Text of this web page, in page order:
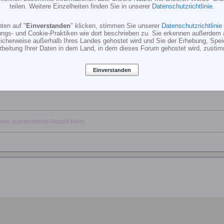
ausreichende Anzahl Helis
teilen. Weitere Einzelheiten finden Sie in unserer Datenschutzrichtlinie
auf "Einverstanden" klicken, stimmen Sie unserer Datenschutzrichtlinie
und Cookie-Praktiken wie dort beschrieben zu. Sie erkennen außerdem
außerhalb Ihres Landes gehostet wird und Sie der Erhebung,
Ihrer Daten in dem Land, in dem dieses Forum gehostet wird,
Einverstanden